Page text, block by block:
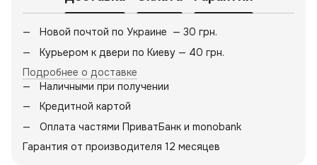
Новой почтой по Украине — 30 грн.
Курьером к двери по Киеву — 40 грн.
Подробнее о доставке
Наличными при получении
Кредитной картой
Оплата частями ПриватБанк и monobank
Гарантия от производителя 12 месяцев